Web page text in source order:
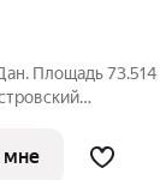
Площадь 73.514
класса
мне